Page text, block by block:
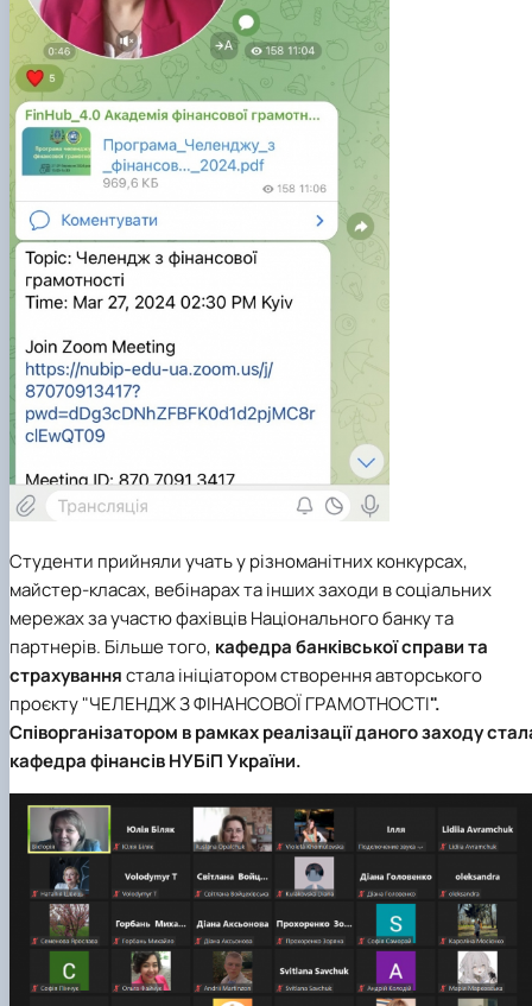
Студенти прийняли учать у різноманітних конкурсах,
майстер-класах, вебінарах та інших заходи в соціальних
мережах за участю фахівців Національного банку та
партнерів. Більше того, кафедра банківської справи та
страхуваннястала ініціатором створення авторського
проєкту "ЧЕЛЕНДЖ З ФІНАНСОВОЇ ГРАМОТНОСТІ".
Співорганізатором в рамках реалізації даного заходу
кафедра фінансів НУБіП України.